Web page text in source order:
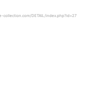
collection.com/DETAIL/index.php?id=27